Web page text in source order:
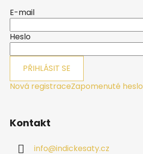
E-mail
Heslo
PŘIHLÁSIT SE
Nová registraceZapomenuté heslo
Kontakt
info@indickesaty.cz